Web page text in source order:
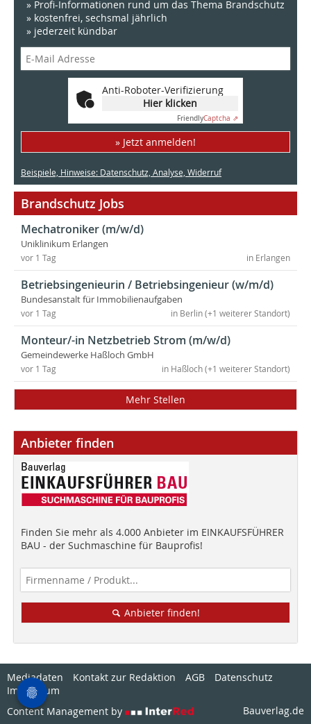
» Profi-Informationen rund um das Thema Brandschutz
» kostenfrei, sechsmal jährlich
» jederzeit kündbar
Anti-Roboter-Verifizierung
Hier klicken
FriendlyCaptcha ⇗
» Jetzt anmelden!
Beispiele, Hinweise: Datenschutz, Analyse, Widerruf
Brandschutz Jobs
Mechatroniker (m/w/d)
Uniklinikum Erlangen
in Erlangen
vor 1 Tag
Betriebsingenieurin / Betriebsingenieur (w/m/d)
Bundesanstalt für Immobilienaufgaben
in Berlin (+1 weiterer Standort)
vor 1 Tag
Monteur/-in Netzbetrieb Strom (m/w/d)
Gemeindewerke Haßloch GmbH
in Haßloch (+1 weiterer Standort)
vor 1 Tag
Mehr Stellen
Anbieter finden
Finden Sie mehr als 4.000 Anbieter im EINKAUFSFÜHRER
BAU - der Suchmaschine für Bauprofis!
Anbieter finden!
Mediadaten Kontakt zur Redaktion AGB
Datenschutz
Impressum
Content Management by
Bauverlag.de